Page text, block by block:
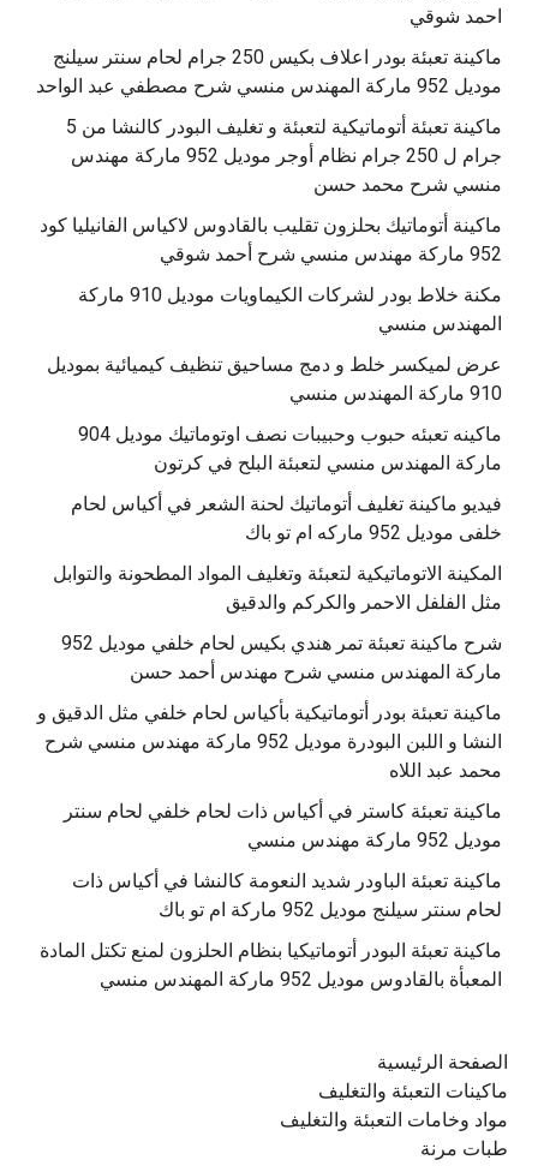
احمد شوقي
ماكينة تعبئة بودر اعلاف بكيس 250 جرام لحام سنتر سيلنج
موديل 952 ماركة المهندس منسي شرح مصطفي عبد الواحد
ماكينة تعبئة أتوماتيكية لتعبئة و تغليف البودر كالنشا من 5
جرام ل 250 جرام نظام أوجر موديل 952 ماركة مهندس
منسي شرح محمد حسن
‫ماكينة أتوماتيك بحلزون تقليب بالقادوس لاكياس الفانيليا كود
مكنة خلاط بودر لشركات الكيماويات موديل 910 ماركة
المهندس منسي
عرض لميكسر خلط و دمج مساحيق تنظيف كيميائية بموديل
910 ماركة المهندس منسي
‫ماكينه تعبئه حبوب وحبيبات نصف اوتوماتيك موديل 904
‫فيديو ماكينة تغليف أتوماتيك لحنة الشعر في أكياس لحام
خلفى موديل 952 ماركه ام تو باك
المكينة الاتوماتيكية لتعبئة وتغليف المواد المطحونة والتوابل
مثل الفلفل الاحمر والكركم والدقيق
‫شرح ماكينة تعبئة تمر هندي بكيس لحام خلفي موديل 952
ماكينة تعبئة بودر أتوماتيكية بأكياس لحام خلفي مثل الدقيق و
النشا و اللبن البودرة موديل 952 ماركة مهندس منسي شرح
محمد عبد اللاه
‫ماكينة تعبئة كاستر في أكياس ذات لحام خلفي لحام سنتر
موديل 952 ماركة مهندس منسي
‫ماكينة تعبئة الباودر شديد النعومة كالنشا في أكياس ذات
‫ماكينة تعبئة البودر أتوماتيكيا بنظام الحلزون لمنع تكتل المادة
الصفحة الرئيسية
ماكينات التعبئة والتغليف
مواد وخامات التعبئة والتغليف
طبات مرنة